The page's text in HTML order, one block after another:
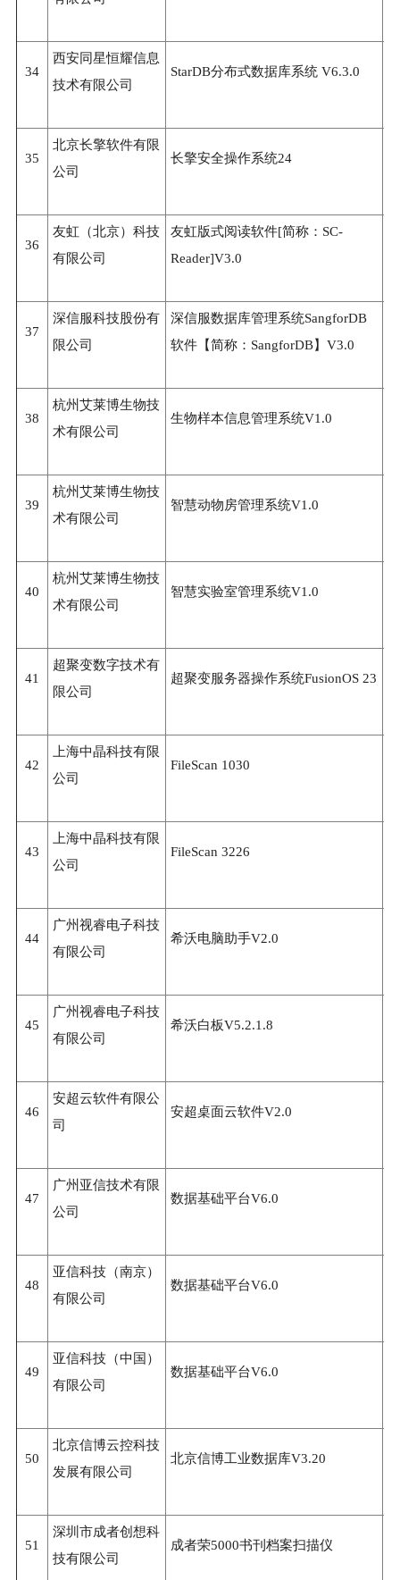
34
西安同星恒耀信息
技术有限公司
StarDB分布式数据库系统 V6.3.0
35
北京长擎软件有限
公司
长擎安全操作系统24
36
友虹（北京）科技
有限公司
友虹版式阅读软件[简称：SC-
Reader]V3.0
37
深信服科技股份有
限公司
深信服数据库管理系统SangforDB
软件【简称：SangforDB】V3.0
38
杭州艾莱博生物技
术有限公司
生物样本信息管理系统V1.0
39
杭州艾莱博生物技
术有限公司
智慧动物房管理系统V1.0
40
杭州艾莱博生物技
术有限公司
智慧实验室管理系统V1.0
41
超聚变数字技术有
限公司
超聚变服务器操作系统FusionOS 23
42
上海中晶科技有限
公司
FileScan 1030
43
上海中晶科技有限
公司
FileScan 3226
44
广州视睿电子科技
有限公司
希沃电脑助手V2.0
45
广州视睿电子科技
有限公司
希沃白板V5.2.1.8
46
安超云软件有限公
司
安超桌面云软件V2.0
47
广州亚信技术有限
公司
数据基础平台V6.0
48
亚信科技（南京）
有限公司
数据基础平台V6.0
49
亚信科技（中国）
有限公司
数据基础平台V6.0
50
北京信博云控科技
发展有限公司
北京信博工业数据库V3.20
51
深圳市成者创想科
技有限公司
成者荣5000书刊档案扫描仪